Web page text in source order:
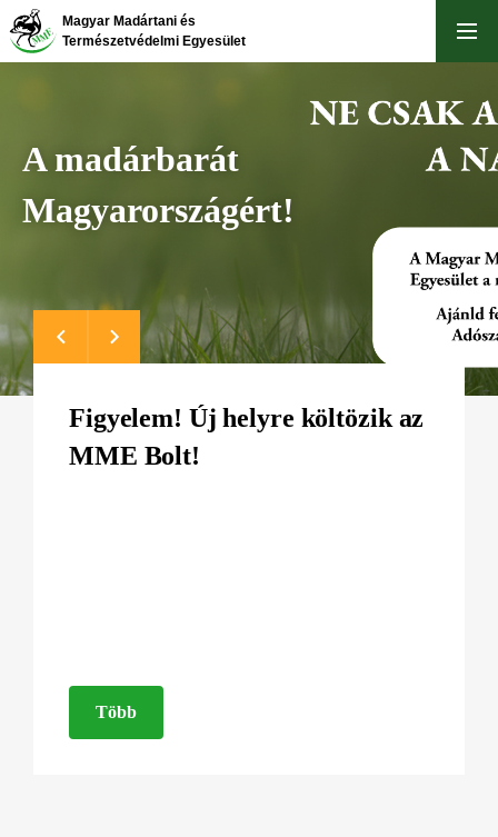
Ugrás
Magyar Madártani és
Természetvédelmi Egyesület
A madárbarát
Magyarországért!
Figyelem! Új helyre költözik az
MME Bolt!
Több